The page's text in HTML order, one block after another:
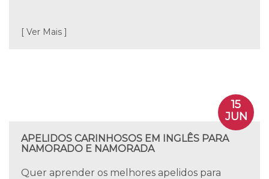
[ Ver Mais ]
15
JUN
APELIDOS CARINHOSOS EM INGLÊS PARA
NAMORADO E NAMORADA
Quer aprender os melhores apelidos para